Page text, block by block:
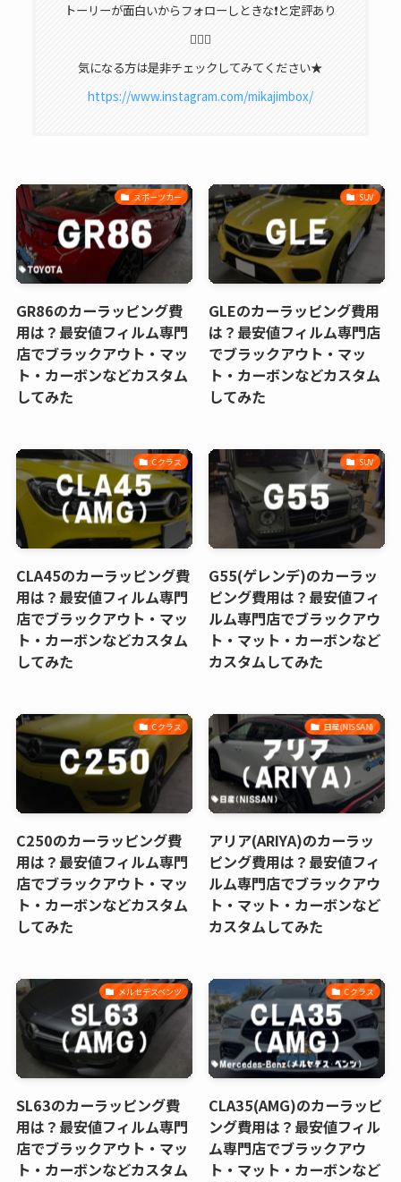
トーリーが面白いからフォローしときな❗️と定評あり
🙋🏽‍♀️
気になる方は是非チェックしてみてください★
https://www.instagram.com/mikajimbox/
スポーツカー
GR86のカーラッピング費
用は？最安値フィルム専門
店でブラックアウト・マッ
ト・カーボンなどカスタム
してみた
SUV
GLEのカーラッピング費用
は？最安値フィルム専門店
でブラックアウト・マッ
ト・カーボンなどカスタム
してみた
Cクラス
CLA45のカーラッピング費
用は？最安値フィルム専門
店でブラックアウト・マッ
ト・カーボンなどカスタム
してみた
SUV
G55(ゲレンデ)のカーラッ
ピング費用は？最安値フィ
ルム専門店でブラックアウ
ト・マット・カーボンなど
カスタムしてみた
Cクラス
C250のカーラッピング費
用は？最安値フィルム専門
店でブラックアウト・マッ
ト・カーボンなどカスタム
してみた
日産(NISSAN)
アリア(ARIYA)のカーラッ
ピング費用は？最安値フィ
ルム専門店でブラックアウ
ト・マット・カーボンなど
カスタムしてみた
メルセデスベンツ
SL63のカーラッピング費
用は？最安値フィルム専門
店でブラックアウト・マッ
ト・カーボンなどカスタム
Cクラス
CLA35(AMG)のカーラッピ
ング費用は？最安値フィル
ム専門店でブラックアウ
ト・マット・カーボンなど